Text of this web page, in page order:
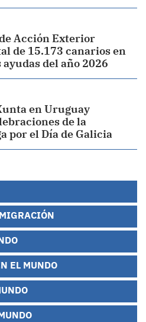
Acción Exterior
de 15.173 canarios en
del año 2026
en Uruguay
de la
por el Día de Galicia
EL MUNDO